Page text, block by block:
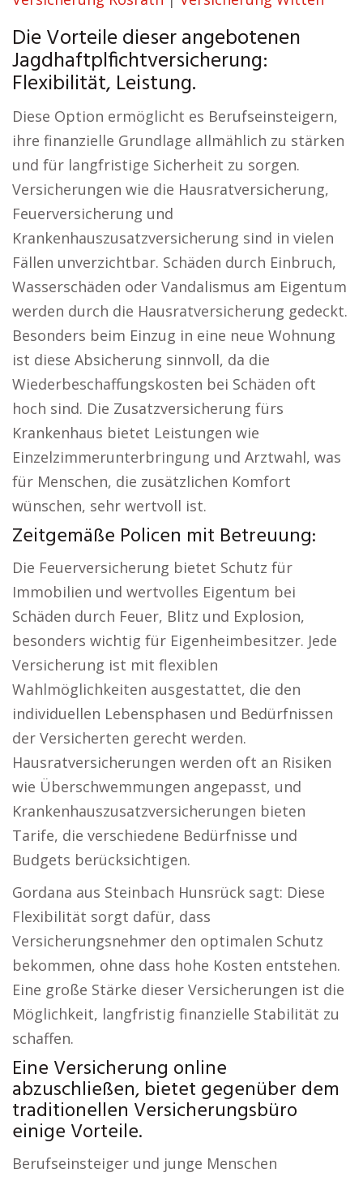
Die Vorteile dieser angebotenen
Jagdhaftplfichtversicherung:
Flexibilität, Leistung.
Diese Option ermöglicht es Berufseinsteigern,
ihre finanzielle Grundlage allmählich zu stärken
und für langfristige Sicherheit zu sorgen.
Versicherungen wie die Hausratversicherung,
Feuerversicherung und
Krankenhauszusatzversicherung sind in vielen
Fällen unverzichtbar. Schäden durch Einbruch,
Wasserschäden oder Vandalismus am Eigentum
werden durch die Hausratversicherung gedeckt.
Besonders beim Einzug in eine neue Wohnung
ist diese Absicherung sinnvoll, da die
Wiederbeschaffungskosten bei Schäden oft
hoch sind. Die Zusatzversicherung fürs
Krankenhaus bietet Leistungen wie
Einzelzimmerunterbringung und Arztwahl, was
für Menschen, die zusätzlichen Komfort
wünschen, sehr wertvoll ist.
Zeitgemäße Policen mit Betreuung:
Die Feuerversicherung bietet Schutz für
Immobilien und wertvolles Eigentum bei
Schäden durch Feuer, Blitz und Explosion,
besonders wichtig für Eigenheimbesitzer. Jede
Versicherung ist mit flexiblen
Wahlmöglichkeiten ausgestattet, die den
individuellen Lebensphasen und Bedürfnissen
der Versicherten gerecht werden.
Hausratversicherungen werden oft an Risiken
wie Überschwemmungen angepasst, und
Krankenhauszusatzversicherungen bieten
Tarife, die verschiedene Bedürfnisse und
Budgets berücksichtigen.
Gordana aus Steinbach Hunsrück sagt: Diese
Flexibilität sorgt dafür, dass
Versicherungsnehmer den optimalen Schutz
bekommen, ohne dass hohe Kosten entstehen.
Eine große Stärke dieser Versicherungen ist die
Möglichkeit, langfristig finanzielle Stabilität zu
schaffen.
Eine Versicherung online
abzuschließen, bietet gegenüber dem
traditionellen Versicherungsbüro
einige Vorteile.
Berufseinsteiger und junge Menschen